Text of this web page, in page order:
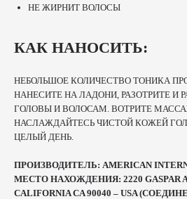
НЕ ЖИРНИТ ВОЛОСЫ
КАК НАНОСИТЬ:
НЕБОЛЬШОЕ КОЛИЧЕСТВО ТОНИКА
НАНЕСИТЕ НА ЛАДОНИ, РАЗОТРИТЕ И
ГОЛОВЫ И ВОЛОСАМ. ВОТРИТЕ
НАСЛАЖДАЙТЕСЬ ЧИСТОЙ КОЖЕЙ
ЦЕЛЫЙ ДЕНЬ.
ПРОИЗВОДИТЕЛЬ: AMERICAN
МЕСТО НАХОЖДЕНИЯ: 2220 GASPAR
CALIFORNIA CA 90040 – USA